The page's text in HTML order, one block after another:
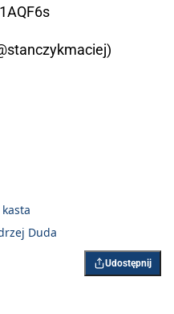
Duda
Udostępnij